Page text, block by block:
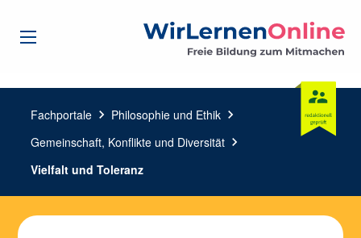
Fachportale chevron_right Philosophie und Ethik chevron_right
Gemeinschaft, Konflikte und Diversität chevron_right
Vielfalt und Toleranz